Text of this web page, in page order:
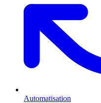
Automatisation